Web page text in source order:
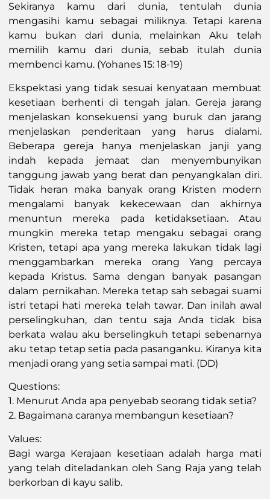
Sekiranya kamu dari dunia, tentulah dunia
mengasihi kamu sebagai miliknya. Tetapi karena
kamu bukan dari dunia, melainkan Aku telah
memilih kamu dari dunia, sebab itulah dunia
membenci kamu. (Yohanes 15: 18-19)
Ekspektasi yang tidak sesuai kenyataan membuat
kesetiaan berhenti di tengah jalan. Gereja jarang
menjelaskan konsekuensi yang buruk dan jarang
menjelaskan penderitaan yang harus dialami.
Beberapa gereja hanya menjelaskan janji yang
indah kepada jemaat dan menyembunyikan
tanggung jawab yang berat dan penyangkalan diri.
Tidak heran maka banyak orang Kristen modern
mengalami banyak kekecewaan dan akhirnya
menuntun mereka pada ketidaksetiaan. Atau
mungkin mereka tetap mengaku sebagai orang
Kristen, tetapi apa yang mereka lakukan tidak lagi
menggambarkan mereka orang Yang percaya
kepada Kristus. Sama dengan banyak pasangan
dalam pernikahan. Mereka tetap sah sebagai suami
istri tetapi hati mereka telah tawar. Dan inilah awal
perselingkuhan, dan tentu saja Anda tidak bisa
berkata walau aku berselingkuh tetapi sebenarnya
aku tetap tetap setia pada pasanganku. Kiranya kita
menjadi orang yang setia sampai mati. (DD)
Questions:
1. Menurut Anda apa penyebab seorang tidak setia?
2. Bagaimana caranya membangun kesetiaan?
Values:
Bagi warga Kerajaan kesetiaan adalah harga mati
yang telah diteladankan oleh Sang Raja yang telah
berkorban di kayu salib.